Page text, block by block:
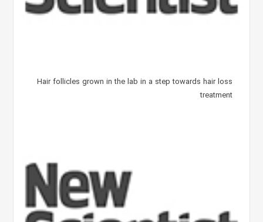
Hair follicles grown in the lab in a step towards hair loss
treatment